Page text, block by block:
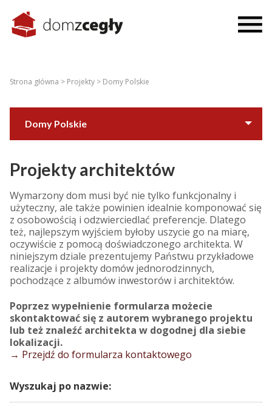
Strona główna > Projekty > Domy Polskie
Domy Polskie
Projekty architektów
Wymarzony dom musi być nie tylko funkcjonalny i
użyteczny, ale także powinien idealnie komponować się
z osobowością i odzwierciedlać preferencje. Dlatego
też, najlepszym wyjściem byłoby uszycie go na miarę,
oczywiście z pomocą doświadczonego architekta. W
niniejszym dziale prezentujemy Państwu przykładowe
realizacje i projekty domów jednorodzinnych,
pochodzące z albumów inwestorów i architektów.
Poprzez wypełnienie formularza możecie
skontaktować się z autorem wybranego projektu
lub też znaleźć architekta w dogodnej dla siebie
lokalizacji.
→ Przejdź do formularza kontaktowego
Wyszukaj po nazwie: